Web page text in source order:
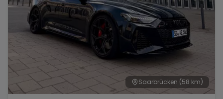
Saarbrücken (58 km)